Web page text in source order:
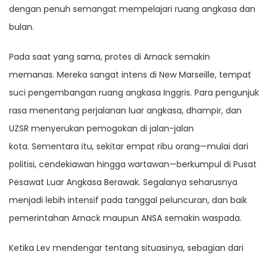
dengan penuh semangat mempelajari ruang angkasa dan
bulan.
Pada saat yang sama, protes di Arnack semakin
memanas. Mereka sangat intens di New Marseille, tempat
suci pengembangan ruang angkasa Inggris. Para pengunjuk
rasa menentang perjalanan luar angkasa, dhampir, dan
UZSR menyerukan pemogokan di jalan-jalan
kota. Sementara itu, sekitar empat ribu orang—mulai dari
politisi, cendekiawan hingga wartawan—berkumpul di Pusat
Pesawat Luar Angkasa Berawak. Segalanya seharusnya
menjadi lebih intensif pada tanggal peluncuran, dan baik
pemerintahan Arnack maupun ANSA semakin waspada.
Ketika Lev mendengar tentang situasinya, sebagian dari